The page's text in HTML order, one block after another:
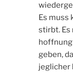
Es muss
stirbt. Es
geben,
jeglicher